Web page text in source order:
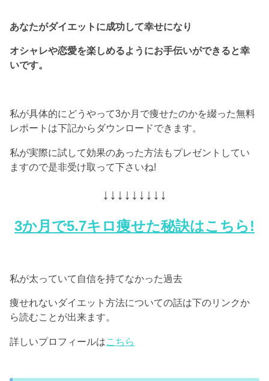
あなたがダイエットに成功して幸せになり
オシャレや恋愛を楽しめるようにお手伝いができると幸
いです。
私が具体的にどうやって3か月で痩せたのかを綴った無料
レポートは下記からダウンロードできます。
私が実際に試して効果のあった方法もプレゼントしてい
ますので是非受け取って下さいね!
↓↓↓↓↓↓↓↓↓
3か月で5.7キロ痩せた秘訣はこちら!
私が太っていて自信を持てなかった過去
痩せれないダイエット方法についての話は下のリンクか
ら読むことが出来ます。
詳しいプロフィールは こちら